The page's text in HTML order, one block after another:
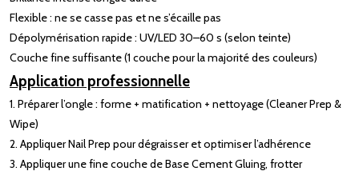
Flexible : ne se casse pas et ne s’écaille pas
Dépolymérisation rapide : UV/LED 30–60 s (selon teinte)
Couche fine suffisante (1 couche pour la majorité des couleurs)
Application professionnelle
1. Préparer l’ongle : forme + matification + nettoyage (Cleaner Prep &
Wipe)
2. Appliquer Nail Prep pour dégraisser et optimiser l’adhérence
3. Appliquer une fine couche de Base Cement Gluing, frotter